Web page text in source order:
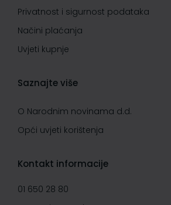
Privatnost i sigurnost podataka
Načini plaćanja
Uvjeti kupnje
Saznajte više
O Narodnim novinama d.d.
Opći uvjeti korištenja
Kontakt informacije
01 650 28 80